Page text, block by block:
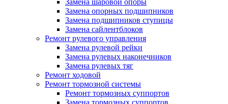
Замена шаровой опоры
Замена опорных подшипников
Замена подшипников ступицы
Замена сайлентблоков
Ремонт рулевого управления
Замена рулевой рейки
Замена рулевых наконечников
Замена рулевых тяг
Ремонт ходовой
Ремонт тормозной системы
Ремонт тормозных суппортов
Замена тормозных суппортов